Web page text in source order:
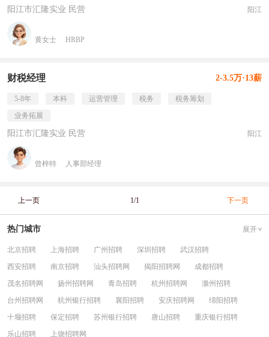
阳江市汇隆实业 民营 阳江
黄女士 HRBP
财税经理 2-3.5万·13薪
5-8年 本科 运营管理 税务
税务筹划
业务拓展
阳江市汇隆实业 民营 阳江
曾梓特 人事部经理
上一页 1/1 下一页
热门城市 展开
北京招聘 上海招聘 广州招聘 深圳招聘
武汉招聘
西安招聘
南京招聘 汕头招聘网 揭阳招聘网
成都招聘
茂名招聘网
扬州招聘网 青岛招聘 杭州招聘网
滁州招聘
台州招聘网
杭州银行招聘 襄阳招聘 安庆招聘网
绵阳招聘
十堰招聘
保定招聘 苏州银行招聘 唐山招聘
重庆银行招聘
乐山招聘
上饶招聘网